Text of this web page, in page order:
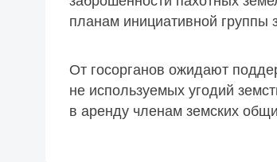
планам инициативной группы
От госорганов ожидают
не используемых угодий
в аренду членам земских